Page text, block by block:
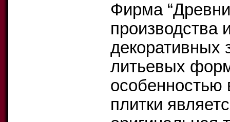
Фирма
производства
декоративных
литьевых
особенностью
плитки